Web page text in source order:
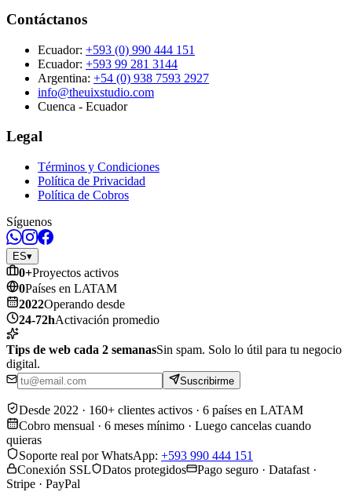
Contáctanos
Ecuador: +593 (0) 990 444 151
Ecuador: +593 99 281 3144
Argentina: +54 (0) 938 7593 2927
info@theuixstudio.com
Cuenca - Ecuador
Legal
Términos y Condiciones
Política de Privacidad
Política de Cobros
Síguenos
ES▾
0+Proyectos activos
0Países en LATAM
2022Operando desde
24-72hActivación promedio
Tips de web cada 2 semanasSin spam. Solo lo útil para tu negocio
digital.
Suscribirme
Desde 2022 · 160+ clientes activos · 6 países en LATAM
Cobro mensual · 6 meses mínimo · Luego cancelas cuando
quieras
Soporte real por WhatsApp: +593 990 444 151
Conexión SSL
Datos protegidos
Pago seguro · Datafast ·
Stripe · PayPal